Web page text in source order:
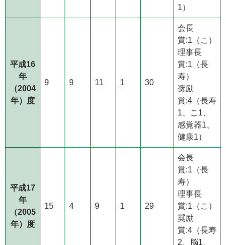
1）
平成16
年
（2004
年）度
9 9 11 1 30
会長
賞:1（こ）
理事長
賞:1（長
寿）
奨励
賞:4（長寿
1、こ1、
感覚器1、
健康1）
平成17
年
（2005
年）度
15 4 9 1 29
会長
賞:1（長
寿）
理事長
賞:1（こ）
奨励
賞:4（長寿
2、脳1、